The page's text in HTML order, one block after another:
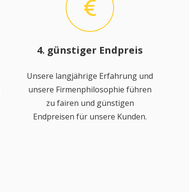
4. günstiger Endpreis
Unsere langjährige Erfahrung und
unsere Firmenphilosophie führen
zu fairen und günstigen
Endpreisen für unsere Kunden.